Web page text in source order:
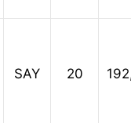
SAY 20